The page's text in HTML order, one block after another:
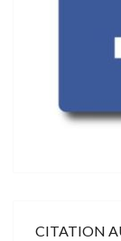
CITATION